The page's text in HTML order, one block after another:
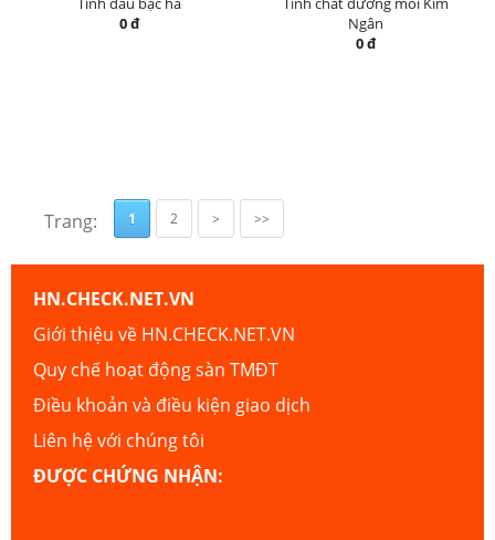
0 đ
Ngân
0 đ
Trang: 1 2 > >>
HN.CHECK.NET.VN
Giới thiệu về HN.CHECK.NET.VN
Quy chế hoạt động sàn TMĐT
Điều khoản và điều kiện giao dịch
Liên hệ với chúng tôi
ĐƯỢC CHỨNG NHẬN: